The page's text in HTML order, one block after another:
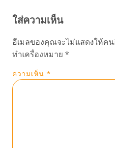
ใส่ความเห็น
อีเมลของคุณจะไม่แสดงให้ค
ทำเครื่องหมาย *
ความเห็น *